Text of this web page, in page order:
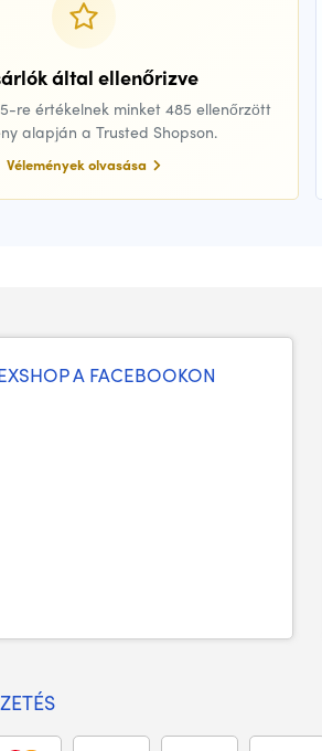
által ellenőrizve
re értékelnek minket 485 ellenőrzött
alapján a Trusted Shopson.
Vélemények olvasása
A FACEBOOKON